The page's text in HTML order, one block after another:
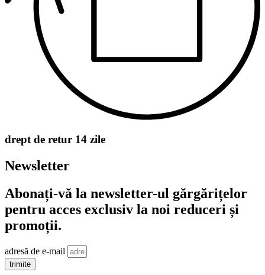
drept de retur 14 zile
Newsletter
Abonați-vă la newsletter-ul gărgărițelor
pentru acces exclusiv la noi reduceri și
promoții.
adresă de e-mail
trimite